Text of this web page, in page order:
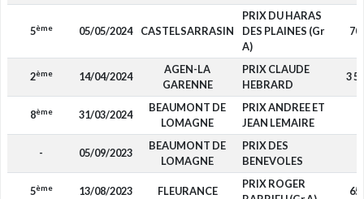
5ème 05/05/2024 CASTELSARRASIN
PRIX DU HARAS
DES PLAINES (Gr
A)
2ème 14/04/2024
AGEN-LA
GARENNE
PRIX CLAUDE
HEBRARD
3
8ème 31/03/2024
BEAUMONT DE
LOMAGNE
PRIX ANDREE ET
JEAN LEMAIRE
- 05/09/2023
BEAUMONT DE
LOMAGNE
PRIX DES
BENEVOLES
5ème 13/08/2023 FLEURANCE
PRIX ROGER